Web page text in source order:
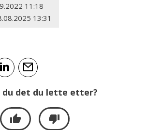
11:18
13:31
du det du lette etter?